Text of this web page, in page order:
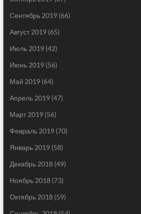
Сентябрь 2019(66)
Август 2019(65)
Июль 2019(42)
Июнь 2019(56)
Май 2019(64)
Апрель 2019(47)
Март 2019(56)
Февраль 2019(70)
Январь 2019(58)
Декабрь 2018(49)
Ноябрь 2018(73)
Октябрь 2018(59)